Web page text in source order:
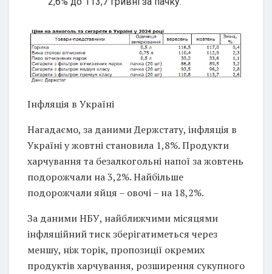
Інфляція в Україні
Нагадаємо, за даними Держстату, інфляція в
Україні у жовтні становила 1,8%. Продукти
харчування та безалкогольні напої за жовтень
подорожчали на 3,2%. Найбільше
подорожчали яйця – овочі – на 18,2%.
За даними НБУ, найближчими місяцями
інфляційний тиск зберігатиметься через
меншу, ніж торік, пропозиції окремих
продуктів харчування, розширення сукупного